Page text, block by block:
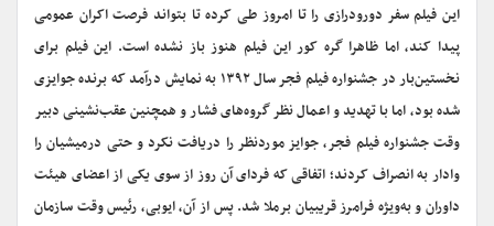
این فیلم سفر دورودرازی را تا امروز طی کرده تا بتواند فرصت اکران عمومی
پیدا کند، ‌اما ظاهرا گره کور این فیلم هنوز باز نشده است. این فیلم برای
نخستین‌بار در جشنواره فیلم فجر سال ۱۳۹۲ به نمایش درآمد که برنده جوایزی
شده بود، اما با تهدید و اعمال نظر گروه‌های فشار و همچنین عقب‌نشینی دبیر
وقت جشنواره فیلم فجر، جوایز موردنظر را دریافت نکرد و حتی درمیشیان را
وادار به انصراف کردند؛ اتفاقی که فردای آن روز از سوی یکی از اعضای هیئت
داوران و به‌ویژه فرامرز قریبیان برملا شد. پس از آن، ایوبی، ‌رئیس وقت سازمان